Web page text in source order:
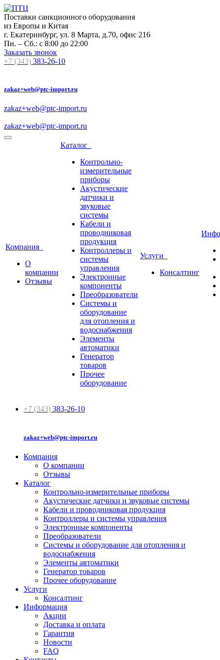
Поставки санкционного оборудования
из Европы и Китая
г. Екатеринбург, ул. 8 Марта, д.70, офис 216
Пн. – Сб.: с 8:00 до 22:00
Заказать звонок
+7 (343) 383-26-10
zakaz+web@ptc-import.ru
zakaz+web@ptc-import.ru
zakaz+web@ptc-import.ru
Компания
О
компании
Отзывы
Каталог
Контрольно-
измерительные
приборы
Акустические
датчики и
звуковые
системы
Кабели и
проводниковая
продукция
Контроллеры и
системы
управления
Электронные
компоненты
Преобразователи
Системы и
оборудование
для отопления и
водоснабжения
Элементы
автоматики
Генератор
товаров
Прочее
оборудование
Услуги
Консалтинг
+7 (343) 383-26-10
zakaz+web@ptc-import.ru
Компания
О компании
Отзывы
Каталог
Контрольно-измерительные приборы
Акустические датчики и звуковые системы
Кабели и проводниковая продукция
Контроллеры и системы управления
Электронные компоненты
Преобразователи
Системы и оборудование для отопления и
водоснабжения
Элементы автоматики
Генератор товаров
Прочее оборудование
Услуги
Консалтинг
Информация
Акции
Доставка и оплата
Гарантия
Новости
FAQ